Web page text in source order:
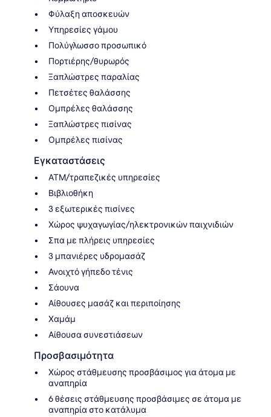
Φύλαξη αποσκευών
Υπηρεσίες γάμου
Πολύγλωσσο προσωπικό
Πορτιέρης/θυρωρός
Ξαπλώστρες παραλίας
Πετσέτες θαλάσσης
Ομπρέλες θαλάσσης
Ξαπλώστρες πισίνας
Ομπρέλες πισίνας
Εγκαταστάσεις
ΑΤΜ/τραπεζικές υπηρεσίες
Βιβλιοθήκη
3 εξωτερικές πισίνες
Χώρος ψυχαγωγίας/ηλεκτρονικών παιχνιδιών
Σπα με πλήρεις υπηρεσίες
3 μπανιέρες υδρομασάζ
Ανοιχτό γήπεδο τένις
Σάουνα
Αίθουσες μασάζ και περιποίησης
Χαμάμ
Αίθουσα συνεστιάσεων
Προσβασιμότητα
Χώρος στάθμευσης προσβάσιμος για άτομα με
αναπηρία
6 θέσεις στάθμευσης προσβάσιμες σε άτομα με
αναπηρία στο κατάλυμα